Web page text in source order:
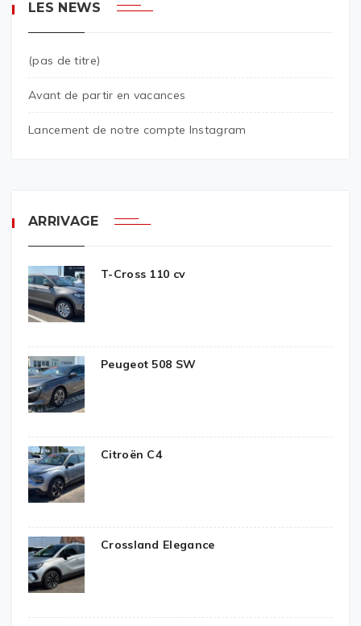
LES NEWS
(pas de titre)
Avant de partir en vacances
Lancement de notre compte Instagram
ARRIVAGE
T-Cross 110 cv
Peugeot 508 SW
Citroën C4
Crossland Elegance